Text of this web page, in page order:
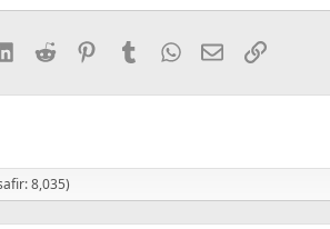
LinkedIn
Reddit PinterestTumblrWhatsApp
E-postaLink
8,035)